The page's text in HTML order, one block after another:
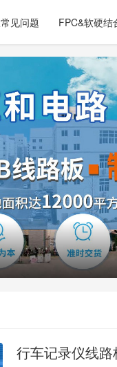
见问题 FPC&软硬结
行车记录仪线